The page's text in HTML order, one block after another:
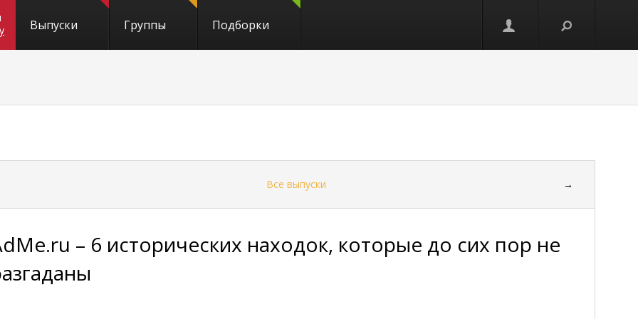
Выпуски Группы Подборки
Все выпуски →
– 6 исторических находок, которые до сих пор не